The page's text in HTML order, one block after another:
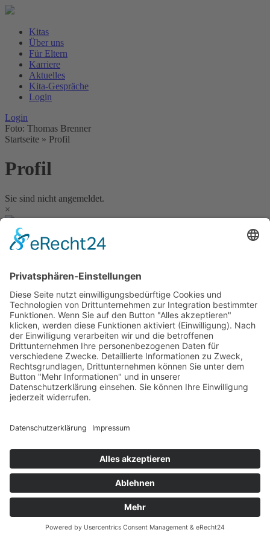
Kitas
Über uns
Für Eltern
Karriere
Aktuelles
Kita-Gespräche
Login
Login
Foto: Thomas Brenner
Startseite » Profil
Profil
Sie sind nicht angemeldet.
×
Kitas
Übersicht
Struktur
Suche nach neuen Fachkräften
Für Eltern
Kita-Gespräche
Karriere
Ausbildung
Bewerben
Aktuelles
Presse
Copyright © 2023 |
Impressum |